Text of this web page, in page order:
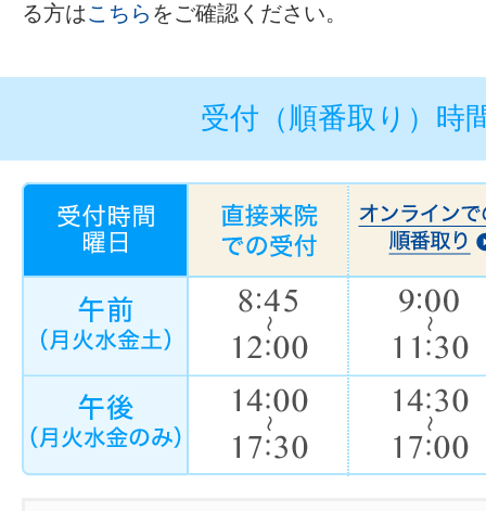
る方はこちら をご確認ください。
受付（順番取り）時